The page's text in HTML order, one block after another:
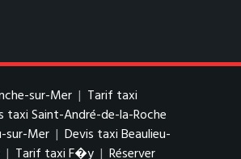
sur-Mer | Tarif taxi
taxi Saint-André-de-la-Roche
sur-Mer | Devis taxi Beaulieu-
| Tarif taxi F�y | Réserver